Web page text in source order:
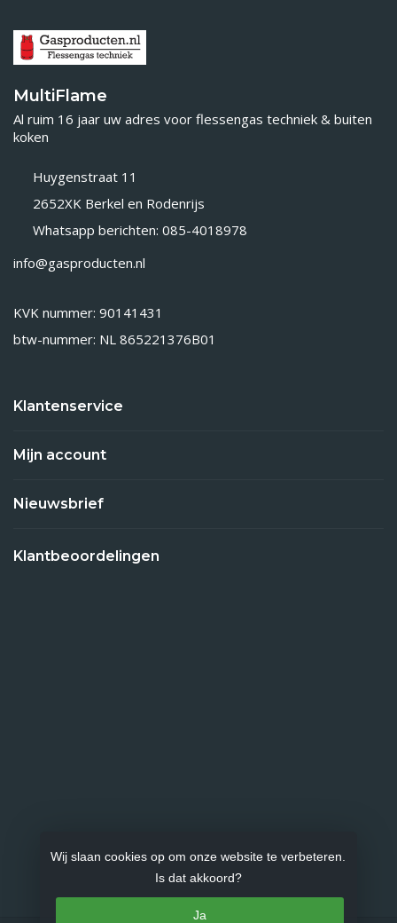
MultiFlame
Al ruim 16 jaar uw adres voor flessengas techniek & buiten
koken
Huygenstraat 11
2652XK Berkel en Rodenrijs
Whatsapp berichten: 085-4018978
info@gasproducten.nl
KVK nummer: 90141431
btw-nummer: NL 865221376B01
Klantenservice
Mijn account
Nieuwsbrief
Klantbeoordelingen
Wij slaan cookies op om onze website te verbeteren.
Is dat akkoord?
Ja